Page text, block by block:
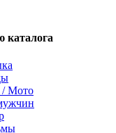
каталога
/ Мото